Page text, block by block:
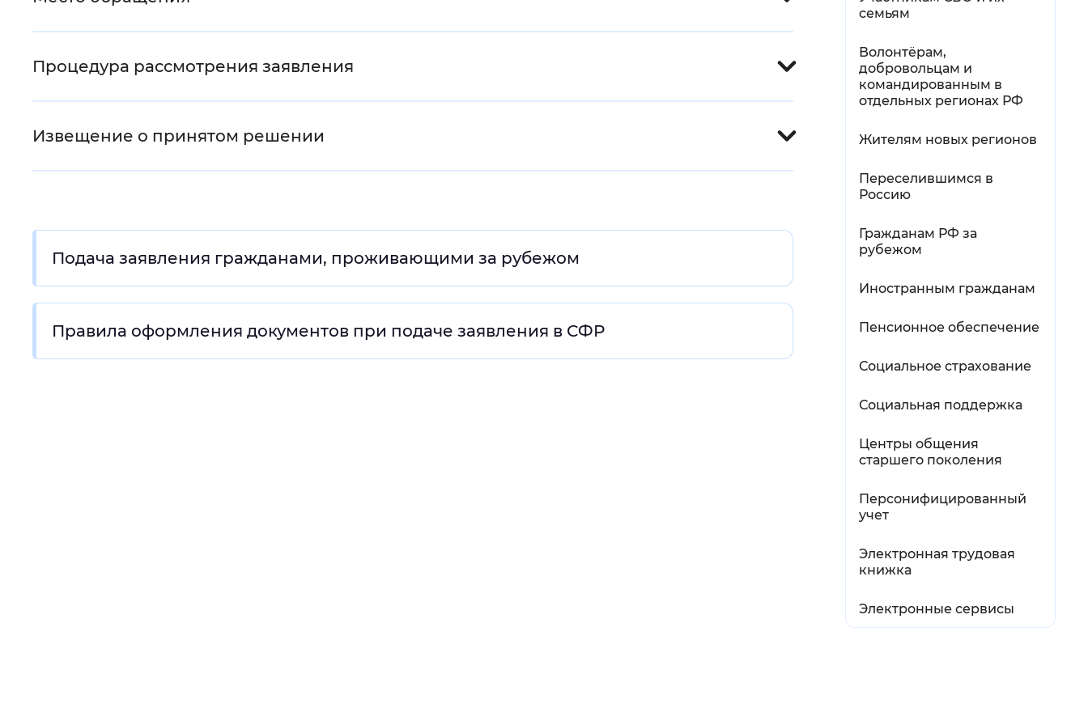
Процедура рассмотрения заявления
Извещение о принятом решении
Подача заявления гражданами, проживающими за рубежом
Правила оформления документов при подаче заявления в СФР
семьям
Волонтёрам,
добровольцам и
командированным в
отдельных регионах РФ
Жителям новых регионов
Переселившимся в
Россию
Гражданам РФ за
рубежом
Иностранным гражданам
Пенсионное обеспечение
Социальное страхование
Социальная поддержка
Центры общения
старшего поколения
Персонифицированный
учет
Электронная трудовая
книжка
Электронные сервисы